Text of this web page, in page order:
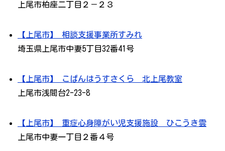
上尾市柏座二丁目２－２３
【上尾市】 相談支援事業所すみれ
埼玉県上尾市中妻5丁目32番41号
【上尾市】 こぱんはうすさくら 北上尾教室
上尾市浅間台2-23-8
【上尾市】 重症心身障がい児支援施設 ひこうき雲
上尾市中妻一丁目２番４号